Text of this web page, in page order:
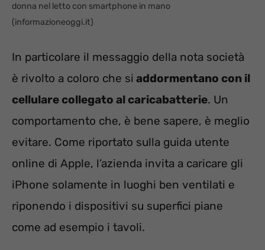
donna nel letto con smartphone in mano
(informazioneoggi.it)
In particolare il messaggio della nota società
è rivolto a coloro che si addormentano con il
cellulare collegato al caricabatterie. Un
comportamento che, è bene sapere, è meglio
evitare. Come riportato sulla guida utente
online di Apple, l’azienda invita a caricare gli
iPhone solamente in luoghi ben ventilati e
riponendo i dispositivi su superfici piane
come ad esempio i tavoli.